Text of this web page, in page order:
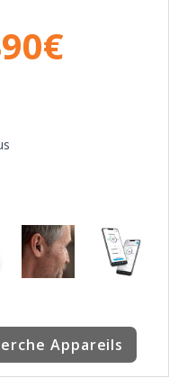
€
Appareils